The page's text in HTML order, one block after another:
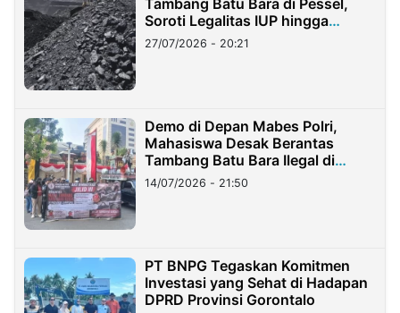
Tambang Batu Bara di Pessel,
Soroti Legalitas IUP hingga
Stockpile
27/07/2026 - 20:21
Demo di Depan Mabes Polri,
Mahasiswa Desak Berantas
Tambang Batu Bara Ilegal di
Lampung
14/07/2026 - 21:50
PT BNPG Tegaskan Komitmen
Investasi yang Sehat di Hadapan
DPRD Provinsi Gorontalo